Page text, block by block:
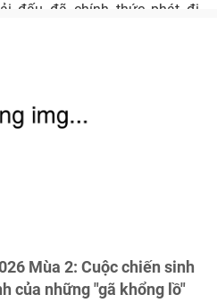
đấu đã chính thức phát đi
Mùa 2: Cuộc chiến sinh
của những "gã khổng lồ"